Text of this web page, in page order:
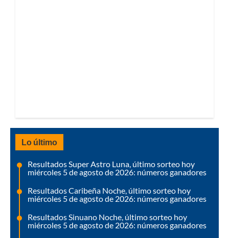
Lo último
Resultados Super Astro Luna, último sorteo hoy
miércoles 5 de agosto de 2026: números ganadores
Resultados Caribeña Noche, último sorteo hoy
miércoles 5 de agosto de 2026: números ganadores
Resultados Sinuano Noche, último sorteo hoy
miércoles 5 de agosto de 2026: números ganadores